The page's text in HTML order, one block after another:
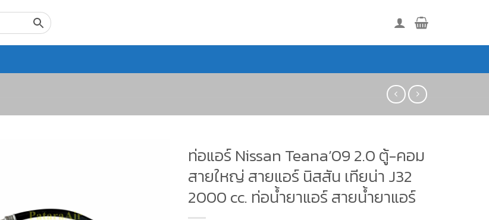
ท่อแอร์ Nissan Teana’09 2.0 ตู้-คอม
สายใหญ่ สายแอร์ นิสสัน เทียน่า J32
2000 cc. ท่อน้ำยาแอร์ สายน้ำยาแอร์